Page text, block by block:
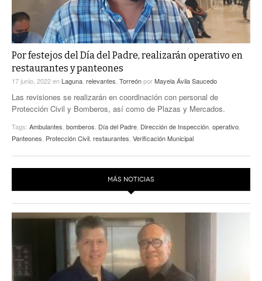
TRAYECTO LAGUNA
A MEDIA MAÑANA
A TODA LEY
ENTRE LAGUNEROS
TWEETS AND BEATS
LA MEJOR 97.1 ESTÉREO GALLITO
ACTUALIDADES GREM
PULSO
Por festejos del Día del Padre, realizarán operativo en
restaurantes y panteones
17 junio, 2022en Laguna relevantes TorreónporMayela Ávila Saucedo
Las revisiones se realizarán en coordinación con personal de
Protección Civil y Bomberos, así como de Plazas y Mercados.
Tags: Ambulantes bomberos Día del Padre Dirección de Inspección operativo
Panteones Protección Civil restaurantes Verificación Municipal
MÁS NOTICIAS